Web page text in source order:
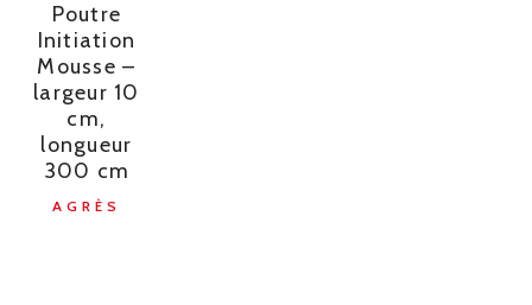
Poutre
Initiation
Mousse –
largeur 10
cm,
longueur
300 cm
AGRÈS